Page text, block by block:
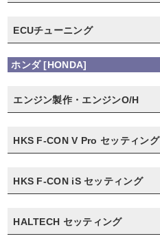
ECUチューニング
ホンダ [HONDA]
エンジン製作・エンジンO/H
HKS F-CON V Pro セッティング
HKS F-CON iS セッティング
HALTECH セッティング